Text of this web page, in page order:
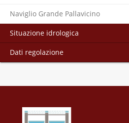
Naviglio Grande Pallavicino
Situazione idrologica
Dati regolazione